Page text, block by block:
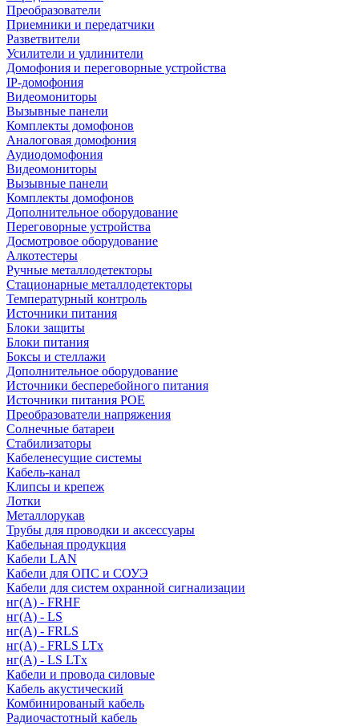
Преобразователи
Приемники и передатчики
Разветвители
Усилители и удлинители
Домофония и переговорные устройства
IP-домофония
Видеомониторы
Вызывные панели
Комплекты домофонов
Аналоговая домофония
Аудиодомофония
Видеомониторы
Вызывные панели
Комплекты домофонов
Дополнительное оборудование
Переговорные устройства
Досмотровое оборудование
Алкотестеры
Ручные металлодетекторы
Стационарные металлодетекторы
Температурный контроль
Источники питания
Блоки защиты
Блоки питания
Боксы и стеллажи
Дополнительное оборудование
Источники бесперебойного питания
Источники питания POE
Преобразователи напряжения
Солнечные батареи
Стабилизаторы
Кабеленесущие системы
Кабель-канал
Клипсы и крепеж
Лотки
Металлорукав
Трубы для проводки и аксессуары
Кабельная продукция
Кабели LAN
Кабели для ОПС и СОУЭ
Кабели для систем охранной сигнализации
нг(A) - FRHF
нг(A) - LS
нг(А) - FRLS
нг(А) - FRLS LTx
нг(А) - LS LTx
Кабели и провода силовые
Кабель акустический
Комбинированый кабель
Радиочастотный кабель